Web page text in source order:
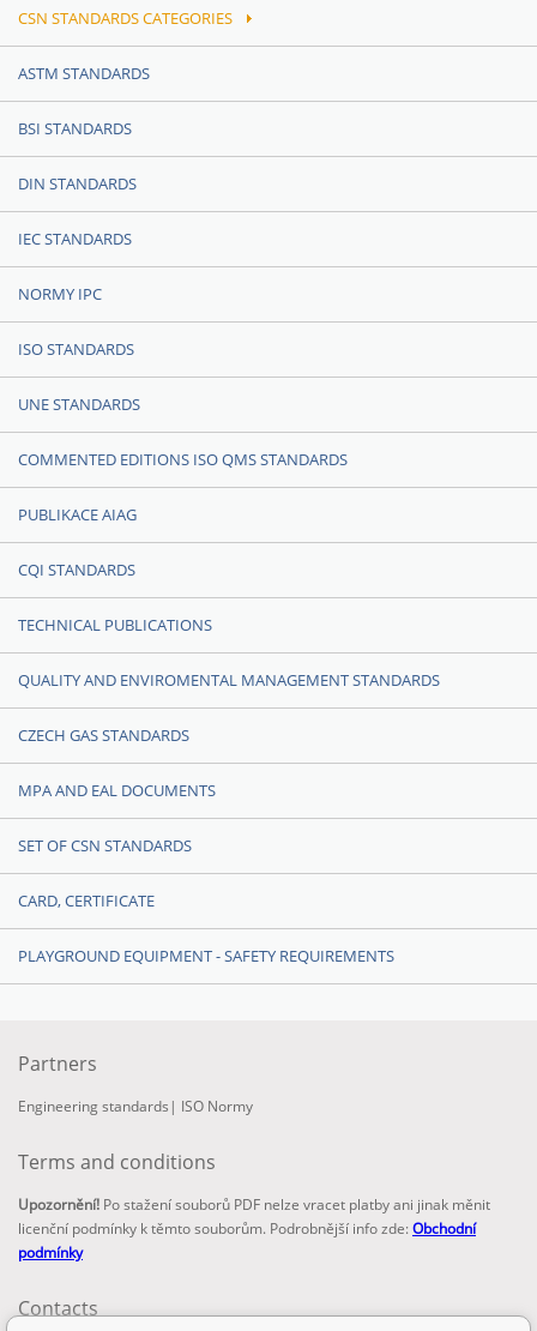
CSN STANDARDS CATEGORIES
ASTM STANDARDS
BSI STANDARDS
DIN STANDARDS
IEC STANDARDS
NORMY IPC
ISO STANDARDS
UNE STANDARDS
COMMENTED EDITIONS ISO QMS STANDARDS
PUBLIKACE AIAG
CQI STANDARDS
TECHNICAL PUBLICATIONS
QUALITY AND ENVIROMENTAL MANAGEMENT STANDARDS
CZECH GAS STANDARDS
MPA AND EAL DOCUMENTS
SET OF CSN STANDARDS
CARD, CERTIFICATE
PLAYGROUND EQUIPMENT - SAFETY REQUIREMENTS
Partners
Engineering standards | ISO Normy
Terms and conditions
Upozornění! Po stažení souborů PDF nelze vracet platby ani jinak měnit
licenční podmínky k těmto souborům. Podrobnější info zde:Obchodní
podmínky
Contacts